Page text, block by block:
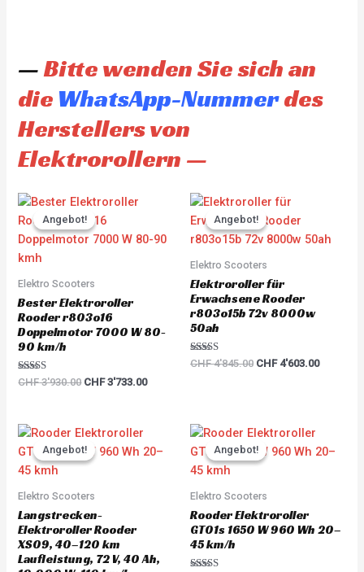
—Bitte wenden Sie sich an
die WhatsApp-Nummerdes
Herstellers von
Elektrorollern —
Angebot!
Angebot!
Elektro Scooters
Bester Elektroroller
Rooder r803o16
Doppelmotor 7000 W 80-
90 km/h
Rated
CHF3'930.00
Original
price
was:
CHF 3'930.00.
CHF3'733.00
CHF 3'733.00.
Angebot!
Angebot!
Elektro Scooters
Elektroroller für
Erwachsene Rooder
r803o15b 72v 8000w
50ah
Rated
CHF4'845.00
Original
price
was:
CHF 4'845.00.
CHF4'603.00
CHF
Angebot!
Angebot!
Elektro Scooters
Langstrecken-
Elektroroller Rooder
XS09, 40–120 km
Laufleistung, 72 V, 40 Ah,
Original
price
was:
price
is:
CHF 5'700.00.
Angebot!
Angebot!
Elektro Scooters
Rooder Elektroroller
GT01s 1650 W 960 Wh 20–
45 km/h
Original
price
was:
price
is: